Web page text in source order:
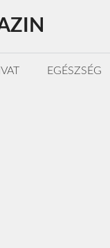
EGÉSZSÉG